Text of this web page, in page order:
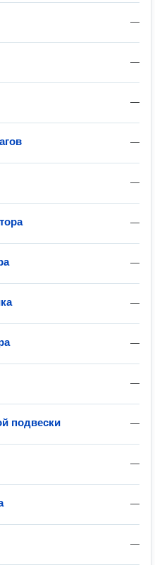
—
—
—
—
—
—
—
—
—
—
—
подвески
—
—
—